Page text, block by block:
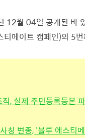
12월 04일 공개된 바
티메이트 캠페인)의 5
, 실제 주민등록등본
칭 변종, '블루 에스티